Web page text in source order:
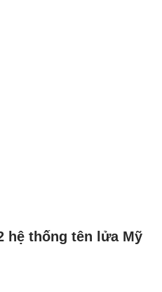
hệ thống tên lửa Mỹ